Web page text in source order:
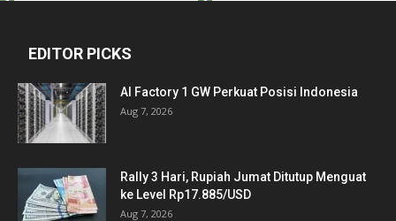
EDITOR PICKS
AI Factory 1 GW Perkuat Posisi Indonesia
Aug 7, 2026
Rally 3 Hari, Rupiah Jumat Ditutup Menguat
ke Level Rp17.885/USD
Aug 7, 2026